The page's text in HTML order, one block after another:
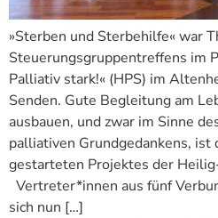
»Sterben und Sterbehilfe« war
Steuerungsgruppentreffens im
Palliativ stark!« (HPS) im
Senden. Gute Begleitung am
ausbauen, und zwar im Sinne
palliativen Grundgedankens,
gestarteten Projektes der
Vertreter*innen aus fünf
sich nun […]